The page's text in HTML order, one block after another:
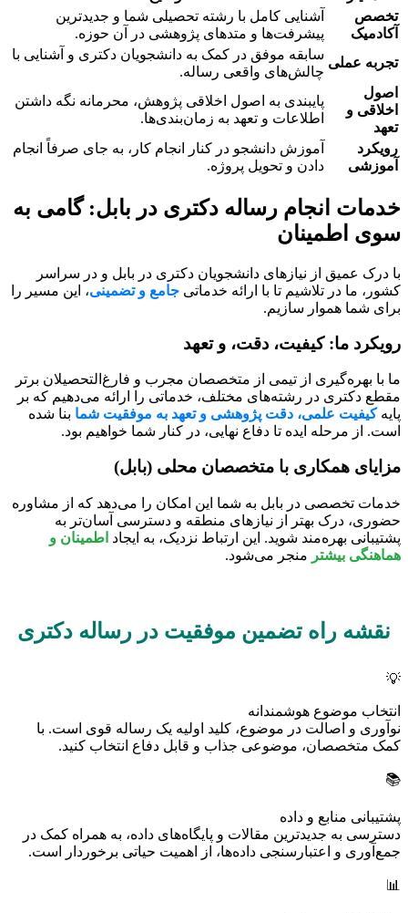
تخصص
آکادمیک
آشنایی کامل با رشته تحصیلی شما و جدیدترین
پیشرفت‌ها و متدهای پژوهشی در آن حوزه.
تجربه عملی
سابقه موفق در کمک به دانشجویان دکتری و آشنایی با
چالش‌های واقعی رساله.
اصول
اخلاقی و
تعهد
پایبندی به اصول اخلاقی پژوهش، محرمانه نگه داشتن
اطلاعات و تعهد به زمان‌بندی‌ها.
رویکرد
آموزشی
آموزش دانشجو در کنار انجام کار، به جای صرفاً انجام
دادن و تحویل پروژه.
خدمات انجام رساله دکتری در بابل: گامی به
سوی اطمینان
با درک عمیق از نیازهای دانشجویان دکتری در بابل و در سراسر
کشور، ما در تلاشیم تا با ارائه خدماتی جامع و تضمینی، این مسیر را
برای شما هموار سازیم.
رویکرد ما: کیفیت، دقت، و تعهد
ما با بهره‌گیری از تیمی از متخصصان مجرب و فارغ‌التحصیلان برتر
مقطع دکتری در رشته‌های مختلف، خدماتی را ارائه می‌دهیم که بر
پایهکیفیت علمی، دقت پژوهشی و تعهد به موفقیت شما بنا شده
است. از مرحله ایده تا دفاع نهایی، در کنار شما خواهیم بود.
مزایای همکاری با متخصصان محلی (بابل)
خدمات تخصصی در بابل به شما این امکان را می‌دهد که از مشاوره
حضوری، درک بهتر از نیازهای منطقه و دسترسی آسان‌تر به
پشتیبانی بهره‌مند شوید. این ارتباط نزدیک، به ایجاد اطمینان و
هماهنگی بیشتر منجر می‌شود.
نقشه راه تضمین موفقیت در رساله دکتری
💡
انتخاب موضوع هوشمندانه
نوآوری و اصالت در موضوع، کلید اولیه یک رساله قوی است. با
کمک متخصصان، موضوعی جذاب و قابل دفاع انتخاب کنید.
📚
پشتیبانی منابع و داده
دسترسی به جدیدترین مقالات و پایگاه‌های داده، به همراه کمک در
جمع‌آوری و اعتبارسنجی داده‌ها، از اهمیت حیاتی برخوردار است.
📊